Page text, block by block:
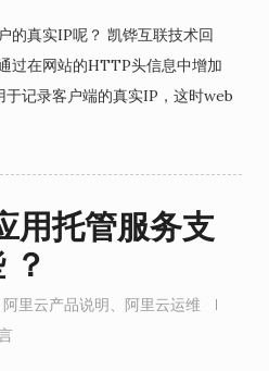
的真实IP呢？ 凯铧互联技术回
过在网站的HTTP头信息中增加
记录客户端的真实IP，这时web
用托管服务支
？
阿里云产品说明、 阿里云运维